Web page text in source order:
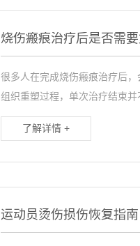
烧伤瘢痕治疗后是否需
很多人在完成烧伤瘢痕治疗后
组织重塑过程，单次治疗结束并
了解详情 +
运动员烫伤损伤恢复指